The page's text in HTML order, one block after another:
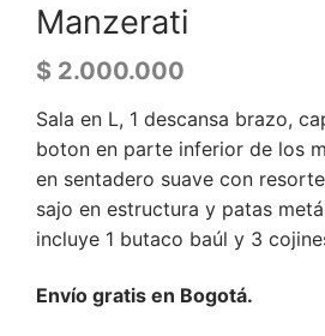
Manzerati
$ 2.000.000
Sala en L, 1 descansa brazo,
boton en parte inferior de los
en sentadero suave con
sajo en estructura y patas
incluye 1 butaco baúl y 3
Envío gratis en Bogotá.